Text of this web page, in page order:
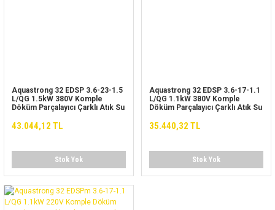
Aquastrong 32 EDSP 3.6-23-1.5
L/QG 1.5kW 380V Komple
Döküm Parçalayıcı Çarklı Atık Su
43.044,12 TL
Stok Yok
Aquastrong 32 EDSP 3.6-17-1.1
L/QG 1.1kW 380V Komple
Döküm Parçalayıcı Çarklı Atık Su
35.440,32 TL
Stok Yok